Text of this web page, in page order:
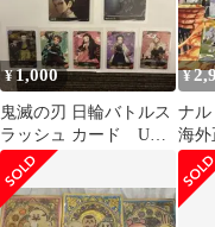
¥1,000
鬼滅の刃 日輪バトルス
ラッシュ カード UR
入り
¥
ナ
海
多
他SSR